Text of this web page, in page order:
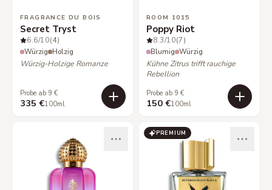
FRAGRANCE DU BOIS
Secret Tryst
6.6/10(4)
Würzig Holzig
Würzig-Holzige Romanze
Probe ab 9 €
335 €100ml
ROOM 1015
Poppy Riot
8.3/10(7)
Blumig Würzig
Kühne Zitrus trifft rauchige
Rebellion
Probe ab 9 €
150 €100ml
PREMIUM